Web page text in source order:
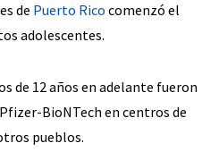
de Puerto Rico comenzó el
adolescentes.
de 12 años en adelante fueron
BioNTech en centros de
pueblos.